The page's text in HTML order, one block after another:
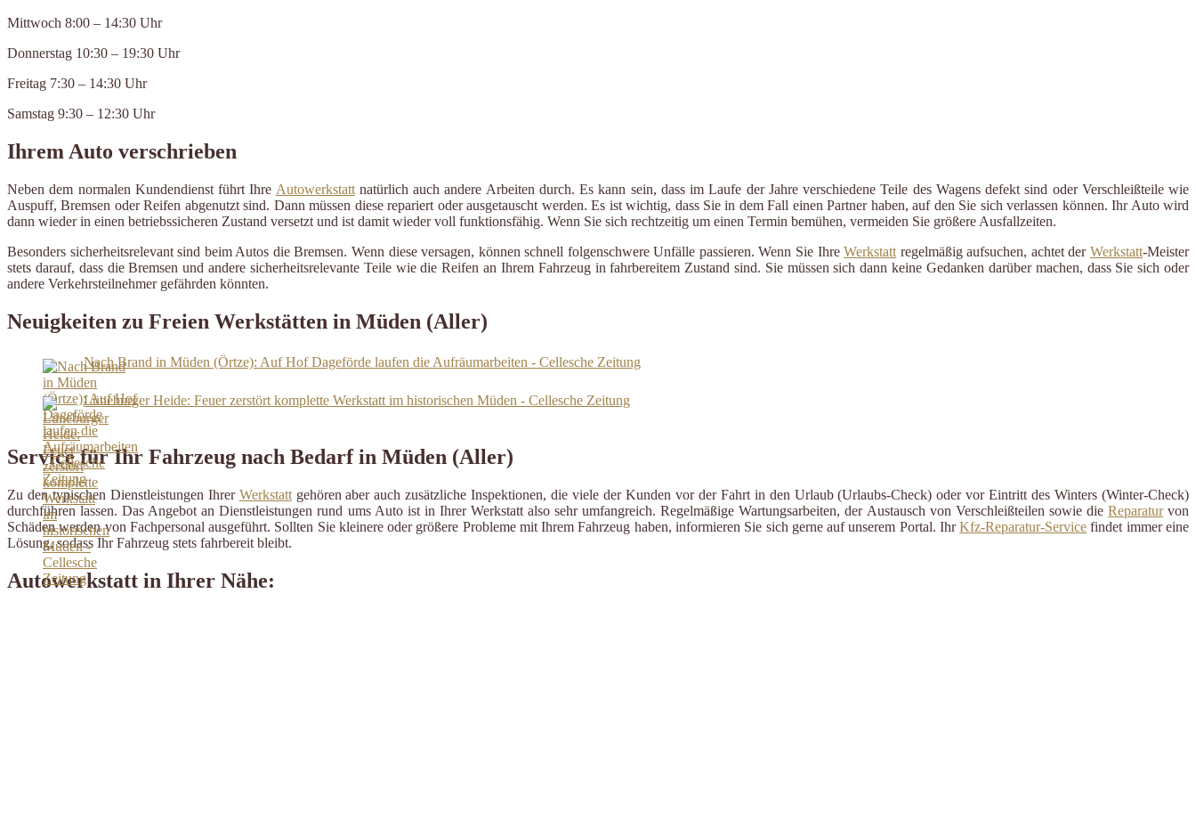
Mittwoch 8:00 – 14:30 Uhr
Donnerstag 10:30 – 19:30 Uhr
Freitag 7:30 – 14:30 Uhr
Samstag 9:30 – 12:30 Uhr
Ihrem Auto verschrieben
Neben dem normalen Kundendienst führt Ihre Autowerkstattnatürlich auch andere Arbeiten durch. Es kann sein, dass im Laufe der Jahre verschiedene Teile des Wagens defekt sind oder Verschleißteile wie
Auspuff, Bremsen oder Reifen abgenutzt sind. Dann müssen diese repariert oder ausgetauscht werden. Es ist wichtig, dass Sie in dem Fall einen Partner haben, auf den Sie sich verlassen können. Ihr Auto wird
dann wieder in einen betriebssicheren Zustand versetzt und ist damit wieder voll funktionsfähig. Wenn Sie sich rechtzeitig um einen Termin bemühen, vermeiden Sie größere Ausfallzeiten.
Besonders sicherheitsrelevant sind beim Autos die Bremsen. Wenn diese versagen, können schnell folgenschwere Unfälle passieren. Wenn Sie IhreWerkstatt regelmäßig aufsuchen, achtet derWerkstatt-Meister
stets darauf, dass die Bremsen und andere sicherheitsrelevante Teile wie die Reifen an Ihrem Fahrzeug in fahrbereitem Zustand sind. Sie müssen sich dann keine Gedanken darüber machen, dass Sie sich oder
andere Verkehrsteilnehmer gefährden könnten.
Neuigkeiten zu Freien Werkstätten in Müden (Aller)
Nach Brand in Müden (Örtze): Auf Hof Dageförde laufen die Aufräumarbeiten - Cellesche Zeitung
Lüneburger Heide: Feuer zerstört komplette Werkstatt im historischen Müden - Cellesche Zeitung
Service für Ihr Fahrzeug nach Bedarf in Müden (Aller)
Zu den typischen Dienstleistungen Ihrer Werkstattgehören aber auch zusätzliche Inspektionen, die viele der Kunden vor der Fahrt in den Urlaub (Urlaubs-Check) oder vor Eintritt des Winters (Winter-Check)
durchführen lassen. Das Angebot an Dienstleistungen rund ums Auto ist in Ihrer Werkstatt also sehr umfangreich. Regelmäßige Wartungsarbeiten, der Austausch von Verschleißteilen sowie die Reparaturvon
Schäden werden von Fachpersonal ausgeführt. Sollten Sie kleinere oder größere Probleme mit Ihrem Fahrzeug haben, informieren Sie sich gerne auf unserem Portal. IhrKfz-Reparatur-Service findet immer eine
Lösung, sodass Ihr Fahrzeug stets fahrbereit bleibt.
Autowerkstatt in Ihrer Nähe: